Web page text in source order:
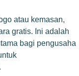
atau kemasan,
gratis. Ini adalah
bagi pengusaha